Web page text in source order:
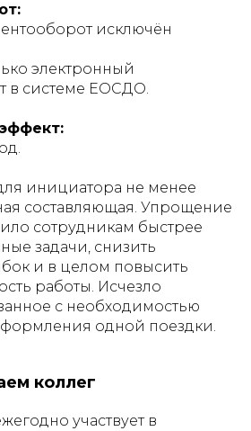
исключён
электронный
в системе ЕОСДО.
инициатора не менее
составляющая. Упрощение
сотрудникам быстрее
задачи, снизить
и в целом повысить
работы. Исчезло
с необходимостью
одной поездки.
коллег
участвует в